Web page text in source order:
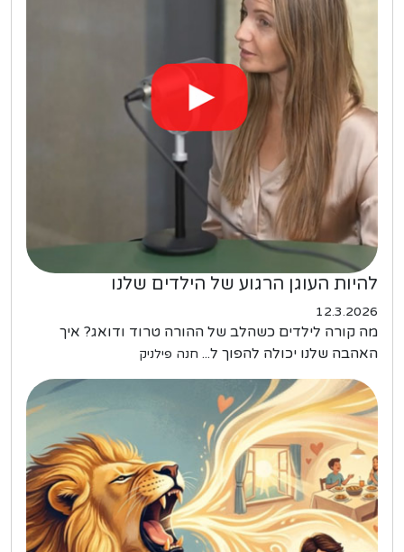
להיות העוגן הרגוע של הילדים שלנו
12.3.2026
מה קורה לילדים כשהלב של ההורה טרוד ודואג? איך
האהבה שלנו יכולה להפוך ל... חנה פילניק